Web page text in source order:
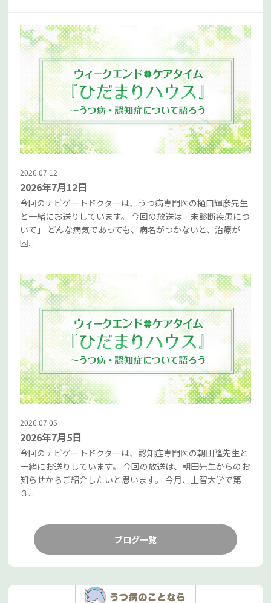
2026.07.12
2026年7月12日
今回のナビゲートドクターは、うつ病専門医の樋口輝彦先生
と一緒にお送りしています。 今回の放送は「未診断疾患につ
いて」 どんな病気であっても、病名がつかないと、治療が
困...
2026.07.05
2026年7月5日
今回のナビゲートドクターは、認知症専門医の朝田隆先生と
一緒にお送りしています。 今回の放送は、朝田先生からのお
知らせからご紹介したいと思います。 今月、上智大学で第
３...
ブログ一覧